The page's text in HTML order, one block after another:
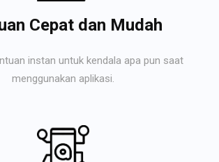
Cepat dan Mudah
instan untuk kendala apa pun saat
menggunakan aplikasi.